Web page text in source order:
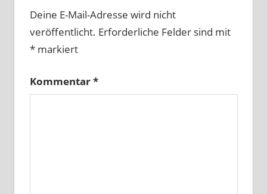
Deine E-Mail-Adresse wird nicht
veröffentlicht. Erforderliche Felder sind mit
*markiert
Kommentar*